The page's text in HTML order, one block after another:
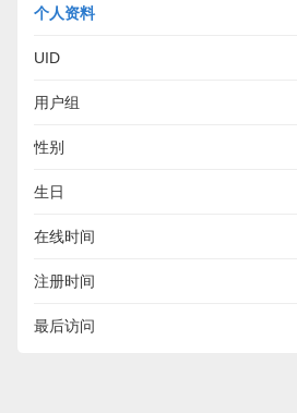
个人资料
UID
用户组
性别
生日
在线时间
注册时间
最后访问